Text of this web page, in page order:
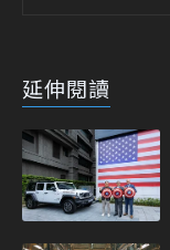
延伸閱讀